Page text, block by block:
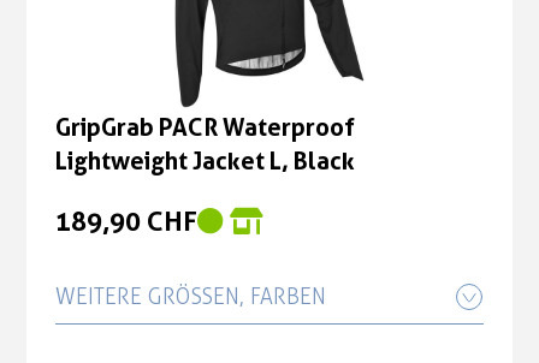
GripGrab PACR Waterproof
Lightweight Jacket L, Black
189,90 CHF
WEITERE GRÖSSEN, FARBEN